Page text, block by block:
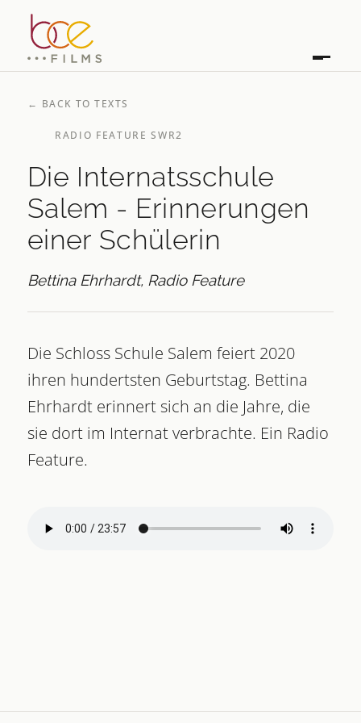
← BACK TO TEXTS
RADIO FEATURE SWR2
Die Internatsschule
Salem - Erinnerungen
einer Schülerin
Bettina Ehrhardt, Radio Feature
Die Schloss Schule Salem feiert 2020
ihren hundertsten Geburtstag. Bettina
Ehrhardt erinnert sich an die Jahre, die
sie dort im Internat verbrachte. Ein Radio
Feature.